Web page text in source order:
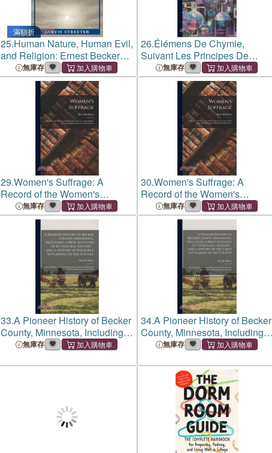
滿額折
25.Human Nature, Human Evil,
and Religion: Ernest Becker
and Christian Theology
無庫存
26.Élémens De Chymie,
Suivant Les Principes De
Becker & Stahl ... Avec Des
Notes Par M. Demachy,
Volume 2...
無庫存
29.Women's Suffrage: A
Record of the Women's
Suffrage Movement in the
British Isles, With Biographical
Sketches of Miss Becker
無庫存
30.Women's Suffrage: A
Record of the Women's
Suffrage Movement in the
British Isles, With Biographical
Sketches of Miss Becker
無庫存
33.A Pioneer History of Becker
County, Minnesota, Including a
Brief Account of its Natural
Early Settlement of the Count
無庫存
34.A Pioneer History of Becker
County, Minnesota, Including a
Brief Account of its Natural
Early Settlement of the Count
無庫存